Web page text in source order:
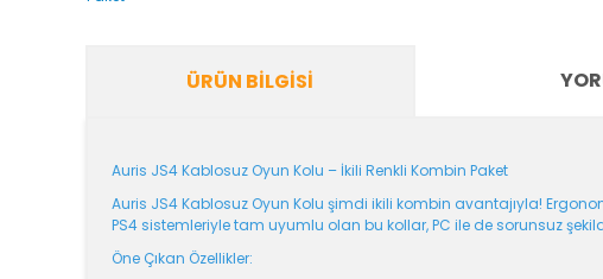
ÜRÜN BILGISI
Auris JS4 Kablosuz Oyun Kolu – İkili Renkli Kombin Paket
Auris JS4 Kablosuz Oyun Kolu şimdi ikili kombin avantajıyla!
PS4 sistemleriyle tam uyumlu olan bu kollar, PC ile de sorunsuz
Öne Çıkan Özellikler: